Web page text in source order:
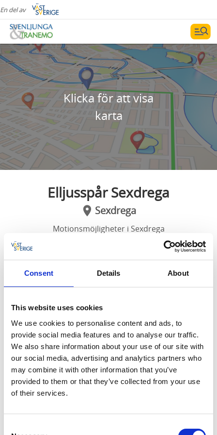
Consent Details About
This website uses cookies
We use cookies to personalise content and ads, to
provide social media features and to analyse our traffic.
We also share information about your use of our site with
our social media, advertising and analytics partners who
may combine it with other information that you’ve
provided to them or that they’ve collected from your use
of their services.
En del av
Klicka för att visa
karta
Elljusspår Sexdrega
Sexdrega
Motionsmöjligheter i Sexdrega
Motionsslinga nära samhället.
Fakta om leden
Svårighetsgrad:
Lätt
Start och mål:
Vid idrottsplatsen
idrottsplatsen som ligger i samhällets södra del.